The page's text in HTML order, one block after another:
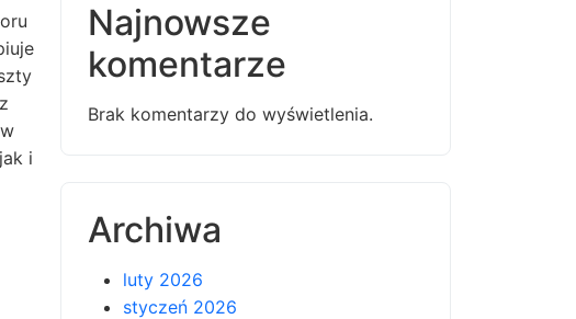
i
Najnowsze
komentarze
Brak komentarzy do wyświetlenia.
Archiwa
luty 2026
styczeń 2026